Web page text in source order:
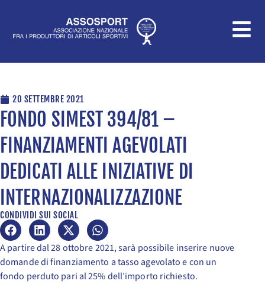
contenuto
20 SETTEMBRE 2021
FONDO SIMEST 394/81 –
FINANZIAMENTI AGEVOLATI
DEDICATI ALLE INIZIATIVE DI
INTERNAZIONALIZZAZIONE
CONDIVIDI SUI SOCIAL
A partire dal 28 ottobre 2021, sarà possibile inserire nuove
domande di finanziamento a tasso agevolato e con un
fondo perduto pari al 25% dell’importo richiesto.